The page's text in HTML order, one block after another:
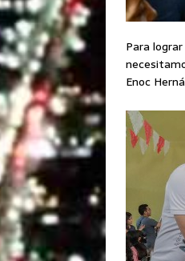
Para
Enoc